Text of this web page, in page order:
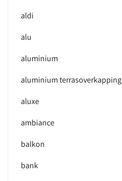
aldi
alu
aluminium
aluminium terrasoverkapping
aluxe
ambiance
balkon
bank